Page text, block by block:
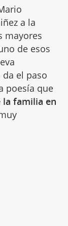
a la
mayores
de esos
el paso
poesía que
la familia en